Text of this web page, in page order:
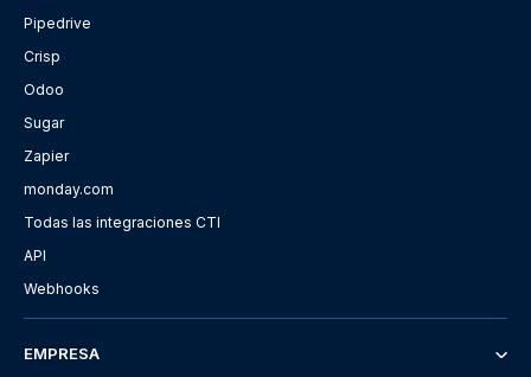
Pipedrive
Crisp
Odoo
Sugar
Zapier
monday.com
Todas las integraciones CTI
API
Webhooks
EMPRESA